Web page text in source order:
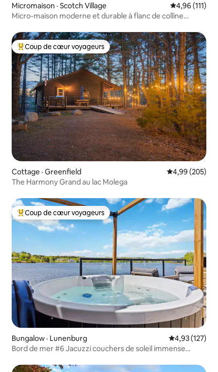
Micromaison · Scotch Village Note
4,96 (111)
Micro-maison moderne et durable à flanc de colline
Coup de cœur voyageurs parmi les plus aimés
Coup de cœur voyageurs
Cottage · Greenfield Note
4,99 (205)
The Harmony Grand au lac Molega
Coup de cœur voyageurs parmi les plus aimés
Coup de cœur voyageurs
Bungalow · Lunenburg Note
4,93 (127)
Bord de mer #6 Jacuzzi couchers de soleil immense